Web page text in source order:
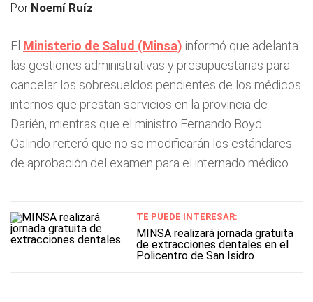
Por Noemí Ruíz
El Ministerio de Salud (Minsa) informó que adelanta
las gestiones administrativas y presupuestarias para
cancelar los sobresueldos pendientes de los médicos
internos que prestan servicios en la provincia de
Darién, mientras que el ministro Fernando Boyd
Galindo reiteró que no se modificarán los estándares
de aprobación del examen para el internado médico.
TE PUEDE INTERESAR:
MINSA realizará jornada gratuita
de extracciones dentales en el
Policentro de San Isidro